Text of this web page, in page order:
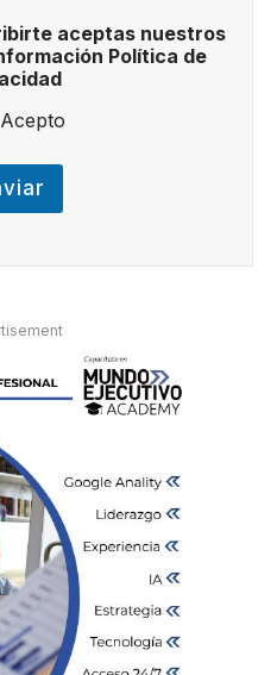
P
r
i
v
a
i
d
aceptas nuestros
Política de
Acepto